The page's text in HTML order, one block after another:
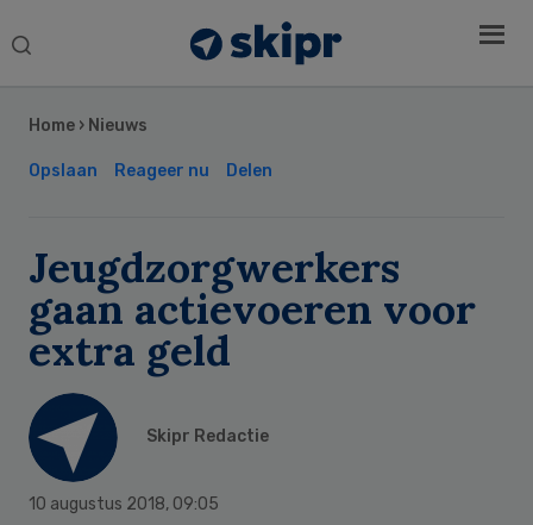
Search
Home › Nieuws
Opslaan Reageer nu Delen
Jeugdzorgwerkers
gaan actievoeren voor
extra geld
Skipr Redactie
10 augustus 2018, 09:05
Sidebar